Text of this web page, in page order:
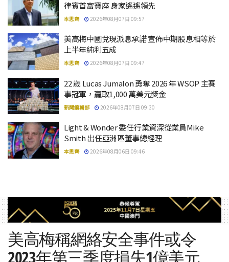
律賓首富寶座 身家遙遙領先
本思齊 2026年08月07日 09:57
美高梅中國兌現派息承諾 宣佈中期股息相等於
上半年純利五成
本思齊 2026年08月07日 09:47
22 歲 Lucas Jumalon 勇奪 2026 年 WSOP 主賽
事冠軍，贏取1,000 萬美元獎金
新聞編輯部 2026年08月07日 09:30
Light & Wonder 委任行業資深從業員Mike
Smith 出任亞洲區董事總經理
本思齊 2026年08月06日 09:46
美高梅稱網絡安全事件或令
2023年第三季度損失1億美元